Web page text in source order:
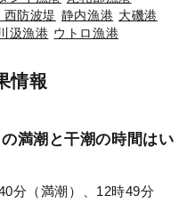
防波堤 静内漁港 大磯港
川汲漁港 ウトロ漁港
情報
満潮と干潮の時間はい
分（満潮）、12時49分